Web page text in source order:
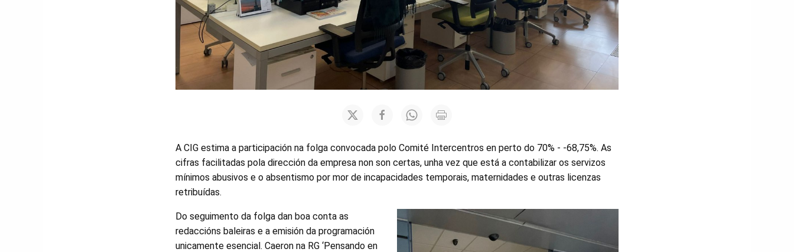
A CIG estima a participación na folga convocada polo Comité Intercentros en perto do 70% - -68,75%. As
cifras facilitadas pola dirección da empresa non son certas, unha vez que está a contabilizar os servizos
mínimos abusivos e o absentismo por mor de incapacidades temporais, maternidades e outras licenzas
retribuídas.
Do seguimento da folga dan boa conta as
redaccións baleiras e a emisión da programación
unicamente esencial. Caeron na RG ‘Pensando en